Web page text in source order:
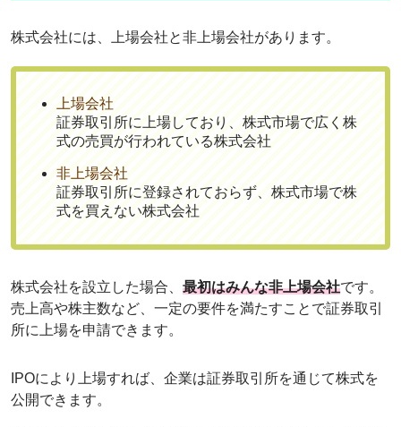
株式会社には、上場会社と非上場会社があります。
上場会社
証券取引所に上場しており、株式市場で広く株
式の売買が行われている株式会社
非上場会社
証券取引所に登録されておらず、株式市場で株
式を買えない株式会社
株式会社を設立した場合、 最初はみんな非上場会社です。
売上高や株主数など、一定の要件を満たすことで証券取引
所に上場を申請できます。
IPOにより上場すれば、企業は証券取引所を通じて株式を
公開できます。